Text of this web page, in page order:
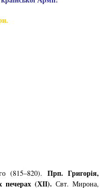
(815–820). Прп. Григорiя,
(ХІІ). Свт. Мирона,